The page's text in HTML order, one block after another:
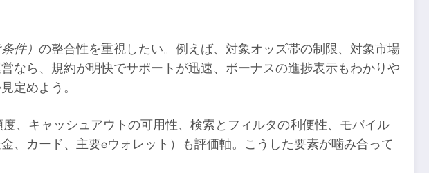
件） の整合性を重視したい。例えば、対象オッズ帯の制限、対象市場
なら、規約が明快でサポートが迅速、ボーナスの進捗表示もわかりや
定めよう。
、キャッシュアウトの可用性、検索とフィルタの利便性、モバイル
、カード、主要eウォレット）も評価軸。こうした要素が噛み合って